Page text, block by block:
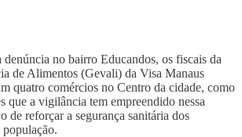
denúncia no bairro Educandos, os fiscais da
de Alimentos (Gevali) da Visa Manaus
quatro comércios no Centro da cidade, como
que a vigilância tem empreendido nessa
de reforçar a segurança sanitária dos